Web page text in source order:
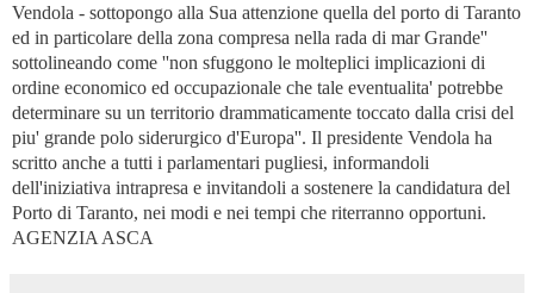
Vendola - sottopongo alla Sua attenzione quella del porto di Taranto
ed in particolare della zona compresa nella rada di mar Grande''
sottolineando come ''non sfuggono le molteplici implicazioni di
ordine economico ed occupazionale che tale eventualita' potrebbe
determinare su un territorio drammaticamente toccato dalla crisi del
piu' grande polo siderurgico d'Europa''. Il presidente Vendola ha
scritto anche a tutti i parlamentari pugliesi, informandoli
dell'iniziativa intrapresa e invitandoli a sostenere la candidatura del
Porto di Taranto, nei modi e nei tempi che riterranno opportuni.
AGENZIA ASCA